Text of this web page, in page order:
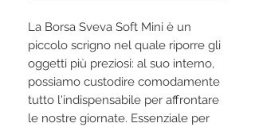
La Borsa Sveva Soft Mini è un
piccolo scrigno nel quale riporre gli
oggetti più preziosi: al suo interno,
possiamo custodire comodamente
tutto l'indispensabile per affrontare
le nostre giornate. Essenziale per